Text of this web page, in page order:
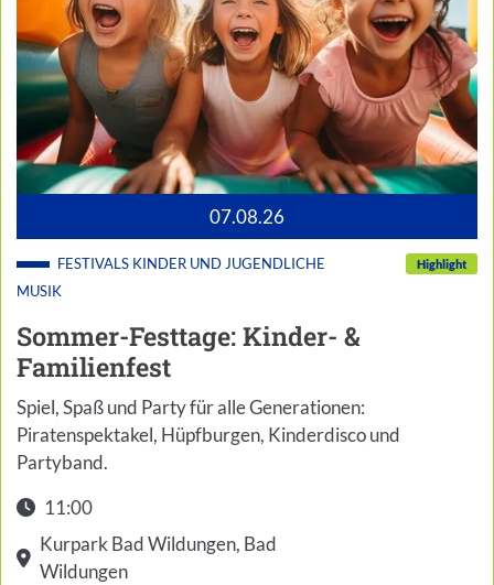
07.08.26
FESTIVALS KINDER UND JUGENDLICHE
MUSIK
Highlight
Sommer-Festtage: Kinder- &
Familienfest
Spiel, Spaß und Party für alle Generationen:
Piratenspektakel, Hüpfburgen, Kinderdisco und
Partyband.
11:00
Kurpark Bad Wildungen, Bad
Wildungen